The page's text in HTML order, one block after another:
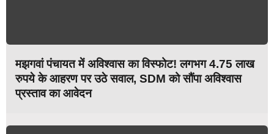
मझगवां पंचायत में अविश्वास का विस्फोट! लगभग 4.75 लाख
रुपये के आहरण पर उठे सवाल, SDM को सौंपा अविश्वास
प्रस्ताव का आवेदन